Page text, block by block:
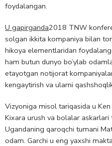
foydalangan.
U gapirganda2018 TNW
solgan ikkita kompaniya bilan
hikoya elementlaridan
ham butun dunyo bo’ylab
etayotgan notijorat
kengaytirish va ularni
Vizyoniga misol tariqasida u
Kixara urush va bolalar
Ugandaning qaroqchi tumani
odam. Garchi u eng yaxshi